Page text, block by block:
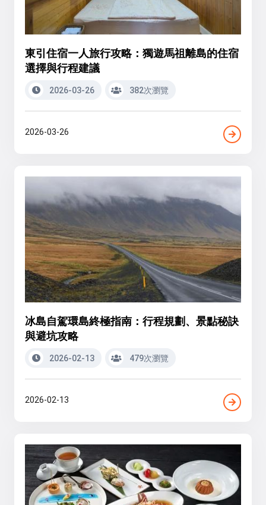
東引住宿一人旅行攻略：獨遊馬祖離島的住宿
選擇與行程建議
2026-03-26 382次瀏覽
2026-03-26
冰島自駕環島終極指南：行程規劃、景點秘訣
與避坑攻略
2026-02-13 479次瀏覽
2026-02-13